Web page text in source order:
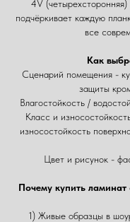
4V
подчёркивает каждую
все
Как
Сценарий помещения -
защиты
Влагостойкость /
Класс и
износостойкость
Цвет и рисунок -
Почему купить
1) Живые образцы в